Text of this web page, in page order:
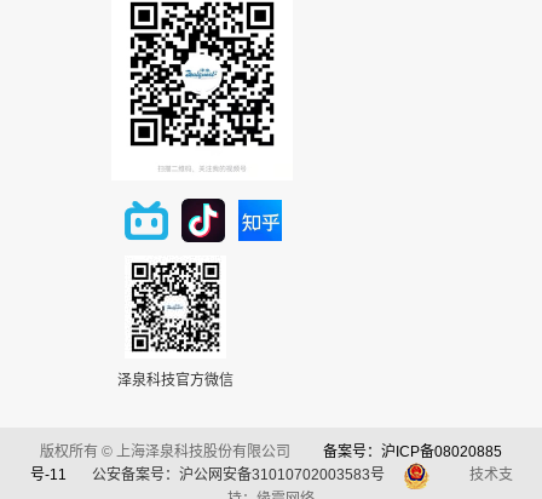
泽泉科技官方微信
版权所有 © 上海泽泉科技股份有限公司
备案号：沪ICP备08020885
号-11
公安备案号：沪公网安备31010702003583号
技术支